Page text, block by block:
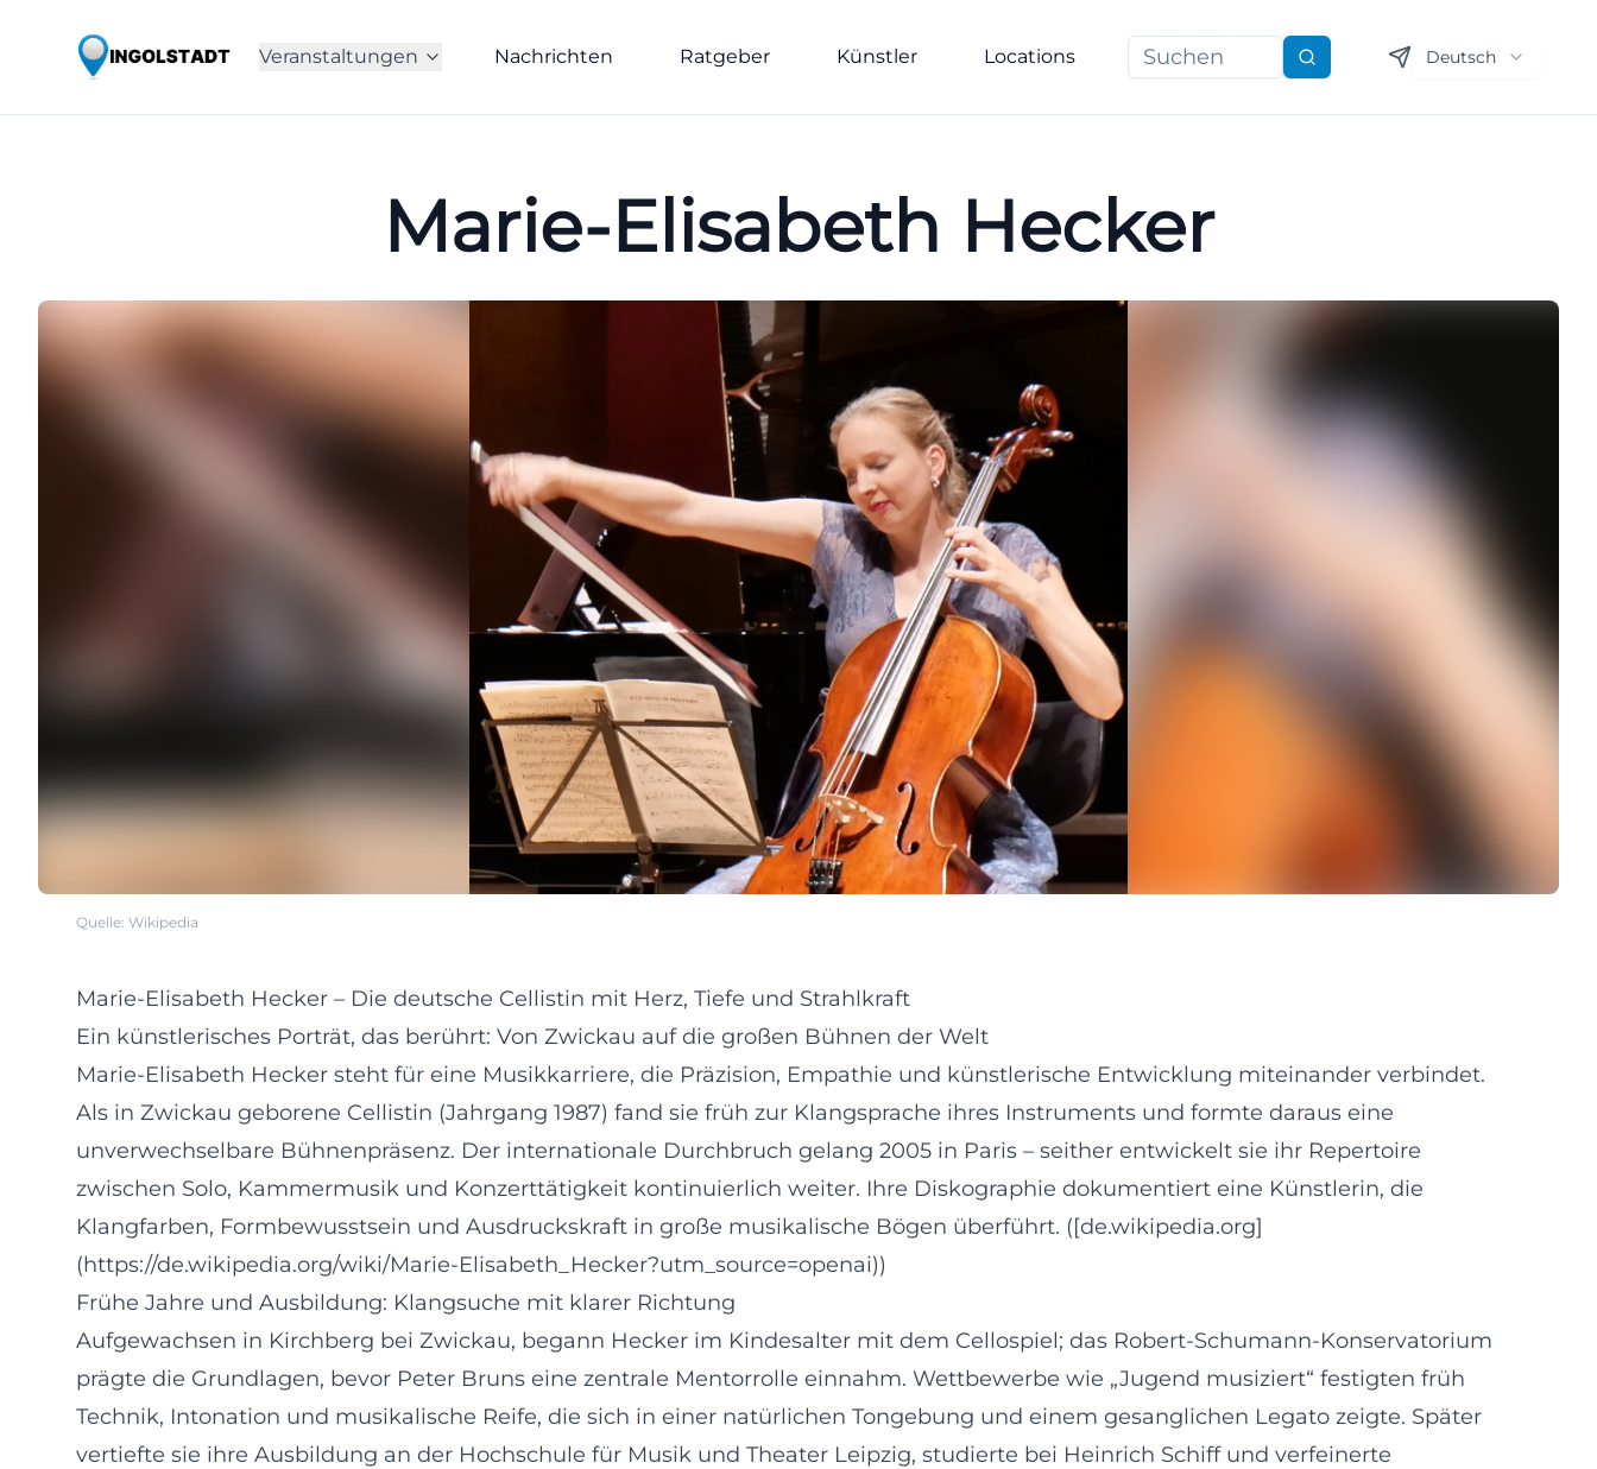
Veranstaltungen Nachrichten Ratgeber Künstler Locations Suchen Deutsch
Marie-Elisabeth Hecker
Quelle: Wikipedia
Marie-Elisabeth Hecker – Die deutsche Cellistin mit Herz, Tiefe und Strahlkraft
Ein künstlerisches Porträt, das berührt: Von Zwickau auf die großen Bühnen der Welt
Marie-Elisabeth Hecker steht für eine Musikkarriere, die Präzision, Empathie und künstlerische Entwicklung miteinander verbindet.
Als in Zwickau geborene Cellistin (Jahrgang 1987) fand sie früh zur Klangsprache ihres Instruments und formte daraus eine
unverwechselbare Bühnenpräsenz. Der internationale Durchbruch gelang 2005 in Paris – seither entwickelt sie ihr Repertoire
zwischen Solo, Kammermusik und Konzerttätigkeit kontinuierlich weiter. Ihre Diskographie dokumentiert eine Künstlerin, die
Klangfarben, Formbewusstsein und Ausdruckskraft in große musikalische Bögen überführt. ([de.wikipedia.org]
(https://de.wikipedia.org/wiki/Marie-Elisabeth_Hecker?utm_source=openai))
Frühe Jahre und Ausbildung: Klangsuche mit klarer Richtung
Aufgewachsen in Kirchberg bei Zwickau, begann Hecker im Kindesalter mit dem Cellospiel; das Robert-Schumann-Konservatorium
prägte die Grundlagen, bevor Peter Bruns eine zentrale Mentorrolle einnahm. Wettbewerbe wie „Jugend musiziert“ festigten früh
Technik, Intonation und musikalische Reife, die sich in einer natürlichen Tongebung und einem gesanglichen Legato zeigte. Später
vertiefte sie ihre Ausbildung an der Hochschule für Musik und Theater Leipzig, studierte bei Heinrich Schiff und verfeinerte